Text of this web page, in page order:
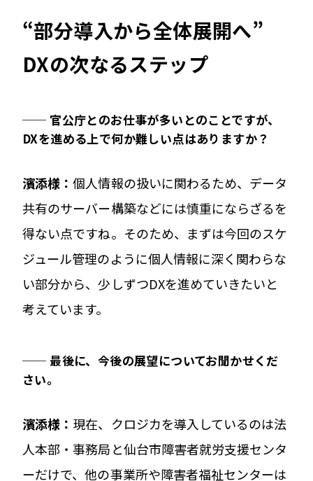
“部分導入から全体展開へ”
DXの次なるステップ
── 官公庁とのお仕事が多いとのことですが、
DXを進める上で何か難しい点はありますか？
濱添様：個人情報の扱いに関わるため、データ
共有のサーバー構築などには慎重にならざるを
得ない点ですね。そのため、まずは今回のスケ
ジュール管理のように個人情報に深く関わらな
い部分から、少しずつDXを進めていきたいと
考えています。
── 最後に、今後の展望についてお聞かせくだ
さい。
濱添様： 現在、クロジカを導入しているのは法
人本部・事務局と仙台市障害者就労支援センタ
ーだけで、他の事業所や障害者福祉センターは